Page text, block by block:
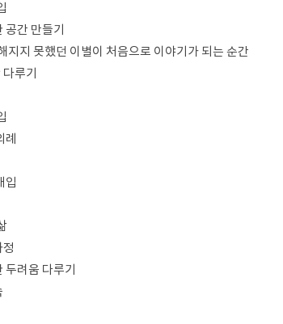
공간 만들기
지지 못했던 이별이 처음으로 이야기가 되는 순간
루기
례
입
두려움 다루기